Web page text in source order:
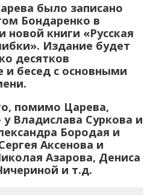
было записано
Бондаренко в
новой книги «Русская
Издание будет
десятков
и бесед с основными
помимо Царева,
Владислава Суркова и
Бородая и
Аксенова и
Азарова, Дениса
и т.д.